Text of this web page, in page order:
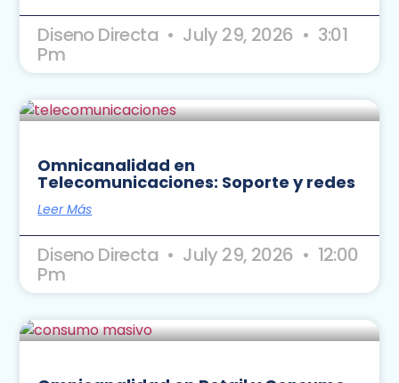
Diseno Directa July 29, 2026 3:01
Pm
Omnicanalidad en
Telecomunicaciones: Soporte y redes
Leer Más
Diseno Directa July 29, 2026 12:00
Pm